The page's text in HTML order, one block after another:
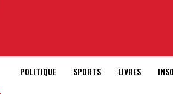
POLITIQUE SPORTS LIVRES